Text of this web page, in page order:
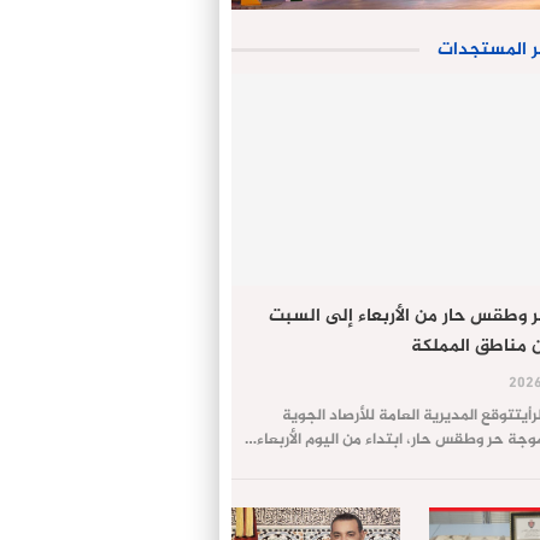
المستجدات
وطقس حار من الأربعاء إلى السبت
مناطق المملكة
المديرية العامة للأرصاد الجوية
حر وطقس حار، ابتداء من اليوم الأربعاء…